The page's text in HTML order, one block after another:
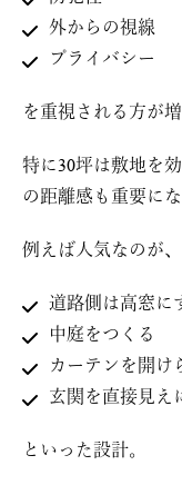
外からの視線
プライバシー
を重視される方が増
特に30坪は敷地を
の距離感も重要にな
例えば人気なのが、
道路側は高窓に
中庭をつくる
カーテンを開け
玄関を直接見え
といった設計。